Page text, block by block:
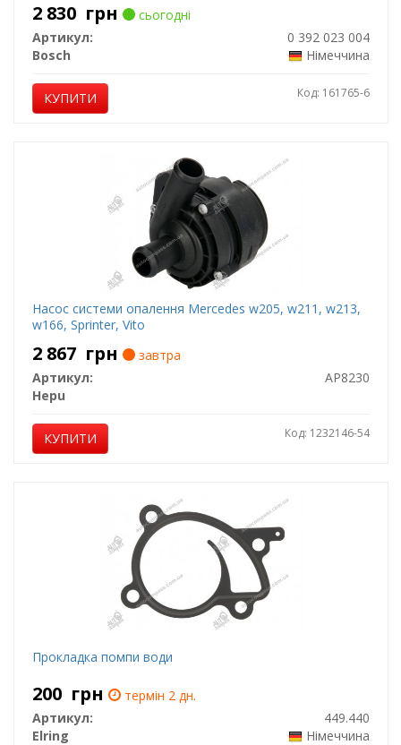
2 830 грн
сьогодні
Артикул:
0 392 023 004
Bosch
Німеччина
КУПИТИ Код: 161765-6
Насос системи опалення Mercedes w205, w211, w213,
w166, Sprinter, Vito
2 867 грн
завтра
Артикул:
AP8230
Hepu
КУПИТИ Код: 1232146-54
Прокладка помпи води
200 грн
термін 2 дн.
Артикул:
449.440
Elring
Німеччина